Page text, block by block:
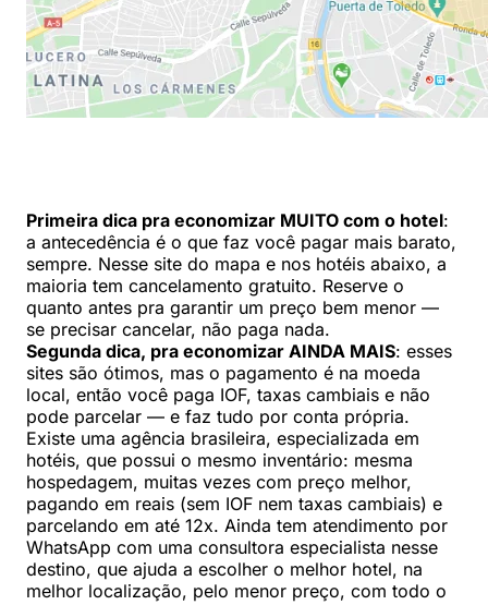
Primeira dica pra economizar MUITO com o hotel:
a antecedência é o que faz você pagar mais barato,
sempre. Nesse site do mapa e nos hotéis abaixo, a
maioria tem cancelamento gratuito. Reserve o
quanto antes pra garantir um preço bem menor —
se precisar cancelar, não paga nada.
Segunda dica, pra economizar AINDA MAIS: esses
sites são ótimos, mas o pagamento é na moeda
local, então você paga IOF, taxas cambiais e não
pode parcelar — e faz tudo por conta própria.
Existe uma agência brasileira, especializada em
hotéis, que possui o mesmo inventário: mesma
hospedagem, muitas vezes com preço melhor,
pagando em reais (sem IOF nem taxas cambiais) e
parcelando em até 12x. Ainda tem atendimento por
WhatsApp com uma consultora especialista nesse
destino, que ajuda a escolher o melhor hotel, na
melhor localização, pelo menor preço, com todo o